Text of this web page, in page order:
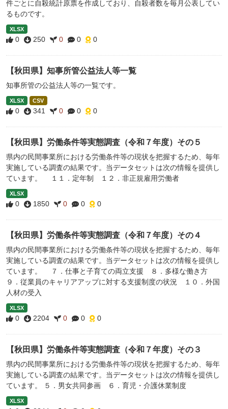
件ごとに自殺統計原票を作成しており、自殺者数を毎月公表してい
るものです。
XLSX
0 250 0 0 0
【秋田県】知事所管公益法人等一覧
知事所管の公益法人等の一覧です。
XLSX CSV
0 341 0 0 0
【秋田県】労働条件等実態調査（令和７年度）その５
県内の民間事業所における労働条件等の現状を把握するため、毎年
実施している調査の結果です。当データセットは次の情報を提供し
ています。 １１．定年制 １２．非正規雇用労働者
XLSX
0 1850 0 0 0
【秋田県】労働条件等実態調査（令和７年度）その４
県内の民間事業所における労働条件等の現状を把握するため、毎年
実施している調査の結果です。当データセットは次の情報を提供し
ています。 ７．仕事と子育ての両立支援 ８．多様な働き方
９．従業員のキャリアアップに対する支援制度の状況 １０．外国
人材の受入
XLSX
0 2204 0 0 0
【秋田県】労働条件等実態調査（令和７年度）その３
県内の民間事業所における労働条件等の現状を把握するため、毎年
実施している調査の結果です。当データセットは次の情報を提供し
ています。 ５．男女共同参画 ６．育児・介護休業制度
XLSX